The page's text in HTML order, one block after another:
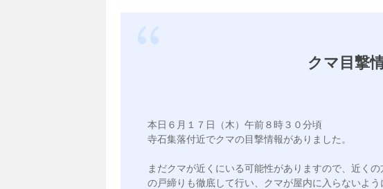
クマ目撃
本日６月１７日（木）午前８時３０分頃
寺石集落付近でクマの目撃情報がありました。
まだクマが近くにいる可能性がありますので、近く
の戸締りも徹底して行い、クマが屋内に入らないよう